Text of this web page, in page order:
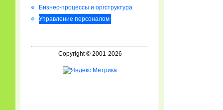
Бизнес-процессы и оргструктура
Управление персоналом
Copyright © 2001-2026